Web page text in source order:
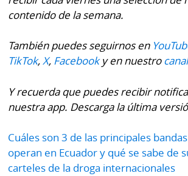
contenido de la semana.
También puedes seguirnos en
TikTok,X, Facebooky en nuestro
Y recuerda que puedes recibir
nuestra app. Descarga la última
Cuáles son 3 de las principales
operan en Ecuador y qué se sabe de
carteles de la droga internacionales